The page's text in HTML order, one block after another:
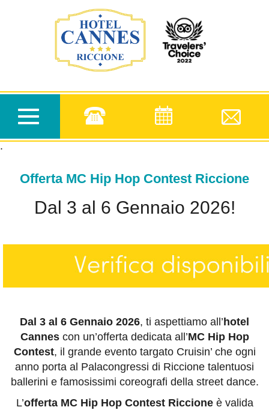
Toggle
.
Offerta MC Hip Hop Contest Riccione
Dal 3 al 6 Gennaio 2026!
Dal 3 al 6 Gennaio 2026, ti aspettiamo all’ hotel
Cannescon un’offerta dedicata all’MC Hip Hop
Contest, il grande evento targato Cruisin’ che ogni
anno porta al Palacongressi di Riccione talentuosi
ballerini e famosissimi coreografi della street dance.
L’offerta MC Hip Hop Contest Riccioneè valida